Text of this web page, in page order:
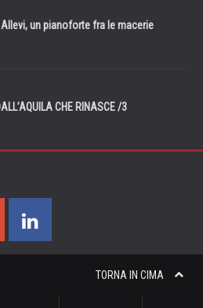
un pianoforte fra le macerie
CHE RINASCE /3
TORNA IN CIMA